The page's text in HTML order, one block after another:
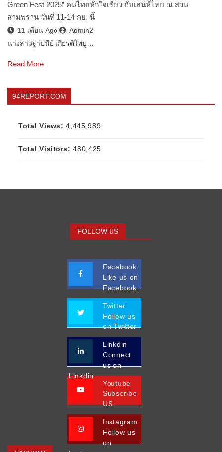
Green Fest 2025” คนไทยหัวใจเขียว กับเสน่ห์ไทย ณ สวน
สามพราน วันที่ 11-14 กย. นี้
11 เดือน Ago
Admin2
นางสาวฐาปนีย์ เกียรติไพบู…
Read More
94REPORT.COM
Total Views:4,445,989
Total Visitors:480,425
FOLLOW US
Facebook
Like us on
Facebook
Twitter
Follow us
on Twitter
Linkdin
Connect
us on
Linkdin
Youtube
Subscribe
US
Instagram
Follow us
on